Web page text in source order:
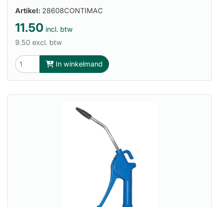
Artikel: 28608CONTIMAC
11.50 incl. btw
9.50 excl. btw
In winkelmand